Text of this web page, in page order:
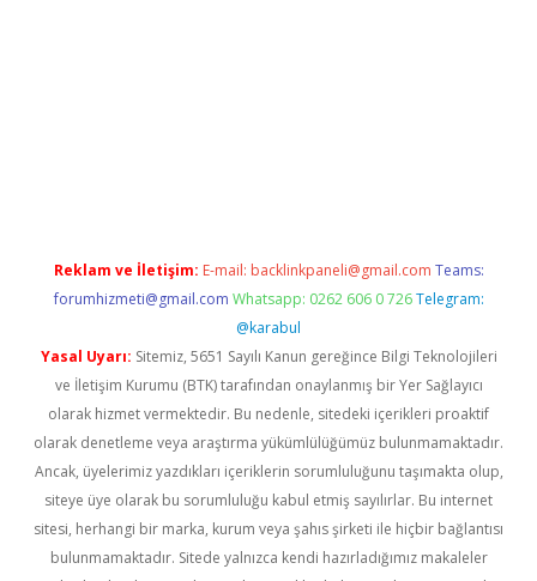
Reklam ve İletişim: E-mail: backlinkpaneli@gmail.com Teams:
forumhizmeti@gmail.com Whatsapp: 0262 606 0 726 Telegram:
@karabul
Yasal Uyarı: Sitemiz, 5651 Sayılı Kanun gereğince Bilgi Teknolojileri
ve İletişim Kurumu (BTK) tarafından onaylanmış bir Yer Sağlayıcı
olarak hizmet vermektedir. Bu nedenle, sitedeki içerikleri proaktif
olarak denetleme veya araştırma yükümlülüğümüz bulunmamaktadır.
Ancak, üyelerimiz yazdıkları içeriklerin sorumluluğunu taşımakta olup,
siteye üye olarak bu sorumluluğu kabul etmiş sayılırlar. Bu internet
sitesi, herhangi bir marka, kurum veya şahıs şirketi ile hiçbir bağlantısı
bulunmamaktadır. Sitede yalnızca kendi hazırladığımız makaleler